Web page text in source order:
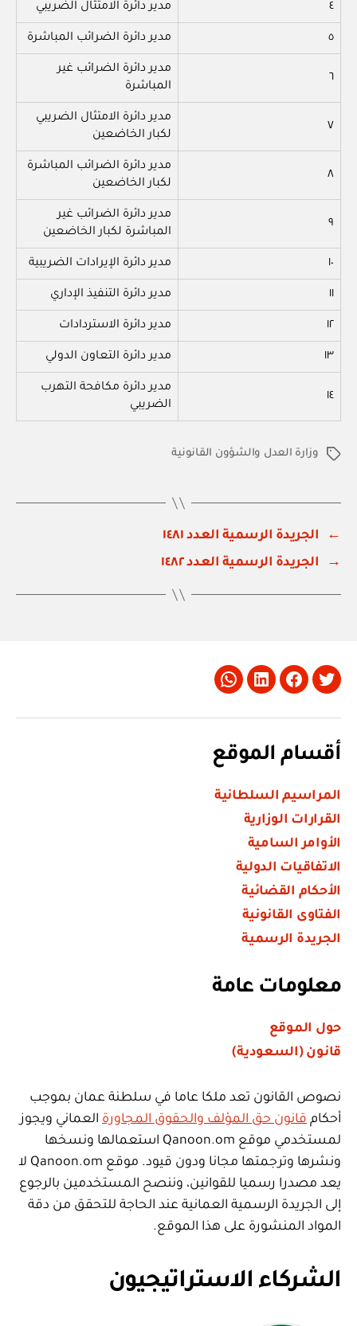
٤ مدير دائرة الامتثال الضريبي
٥ مدير دائرة الضرائب المباشرة
٦
مدير دائرة الضرائب غير
المباشرة
٧
مدير دائرة الامتثال الضريبي
لكبار الخاضعين
٨
مدير دائرة الضرائب المباشرة
لكبار الخاضعين
٩
مدير دائرة الضرائب غير
المباشرة لكبار الخاضعين
١٠ مدير دائرة الإيرادات الضريبية
١١ مدير دائرة التنفيذ الإداري
١٢ مدير دائرة الاستردادات
١٣ مدير دائرة التعاون الدولي
١٤
مدير دائرة مكافحة التهرب
الضريبي
الوسوموزارة العدل والشؤون القانونية
←
الجريدة الرسمية العدد ١٤٨١
→
الجريدة الرسمية العدد ١٤٨٢
Twitter
Facebook
LinkedIn
Whatsapp
أقسام الموقع
المراسيم السلطانية
القرارات الوزارية
الأوامر السامية
الاتفاقيات الدولية
الأحكام القضائية
الفتاوى القانونية
الجريدة الرسمية
معلومات عامة
حول الموقع
قانون (السعودية)
نصوص القانون تعد ملكا عاما في سلطنة عمان بموجب
أحكام قانون حق المؤلف والحقوق المجاورة العماني ويجوز
لمستخدمي موقع Qanoon.om استعمالها ونسخها
ونشرها وترجمتها مجانا ودون قيود. موقع Qanoon.om لا
يعد مصدرا رسميا للقوانين، وننصح المستخدمين بالرجوع
إلى الجريدة الرسمية العمانية عند الحاجة للتحقق من دقة
المواد المنشورة على هذا الموقع.
الشركاء الاستراتيجيون